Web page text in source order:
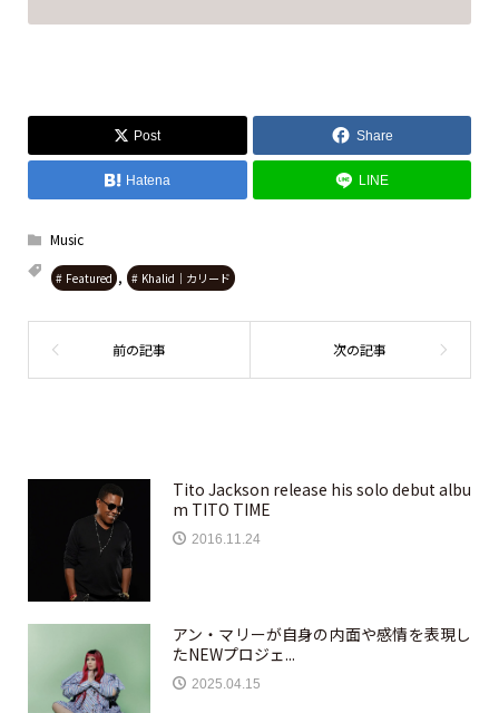
Post Share
Hatena LINE
Music
Featured , Khalid｜カリード
Tito Jackson release his solo debut albu
m TITO TIME
2016.11.24
アン・マリーが自身の内面や感情を表現し
たNEWプロジェ...
2025.04.15